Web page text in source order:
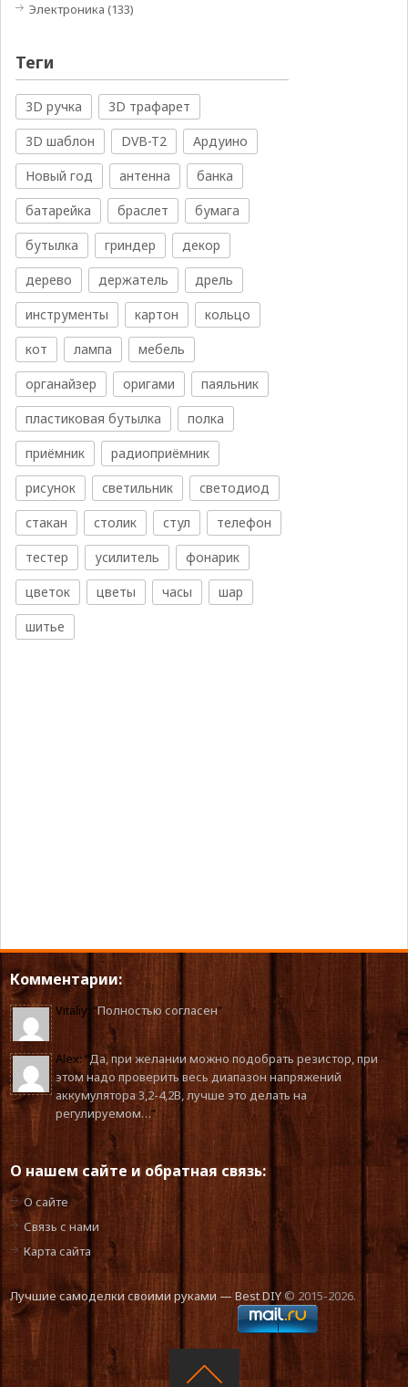
Электроника (133)
Теги
3D ручка
3D трафарет
3D шаблон
DVB-T2
Ардуино
Новый год
антенна
банка
батарейка
браслет
бумага
бутылка
гриндер
декор
дерево
держатель
дрель
инструменты
картон
кольцо
кот
лампа
мебель
органайзер
оригами
паяльник
пластиковая бутылка
полка
приёмник
радиоприёмник
рисунок
светильник
светодиод
стакан
столик стул
телефон
тестер
усилитель
фонарик
цветок
цветы часы
шар
шитье
Комментарии:
Vitaliy : “Полностью согласен”
Alex: “Да, при желании можно подобрать резистор, при
этом надо проверить весь диапазон напряжений
аккумулятора 3,2-4,2В, лучше это делать на
регулируемом…”
О нашем сайте и обратная связь:
О сайте
Связь с нами
Карта сайта
Лучшие самоделки своими руками — Best DIY© 2015-2026.